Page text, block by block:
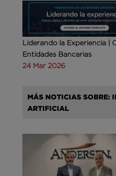
Liderando la Experiencia |
Entidades Bancarias
24 Mar 2026
MÁS NOTICIAS SOBRE:
ARTIFICIAL